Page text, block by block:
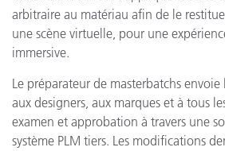
arbitraire au matériau afin de le
une scène virtuelle, pour une
immersive.
Le préparateur de masterbatchs
aux designers, aux marques et à tous
examen et approbation à travers une
système PLM tiers. Les modifications